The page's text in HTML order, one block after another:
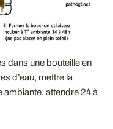
dans une bouteille en
d’eau, mettre la
ambiante, attendre 24 à